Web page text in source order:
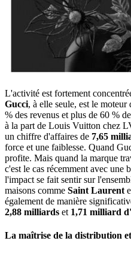
L'activité est fortement
Gucci, à elle seule, est le
% des revenus et plus de 60 %
à la part de Louis Vuitton chez
un chiffre d'affaires de 7,65
force et une faiblesse. Quand
profite. Mais quand la marque
c'est le cas récemment avec une
l'impact se fait sentir sur
maisons comme Saint Laurent
également de manière
2,88 milliards et 1,71 milliard
La maîtrise de la distribution